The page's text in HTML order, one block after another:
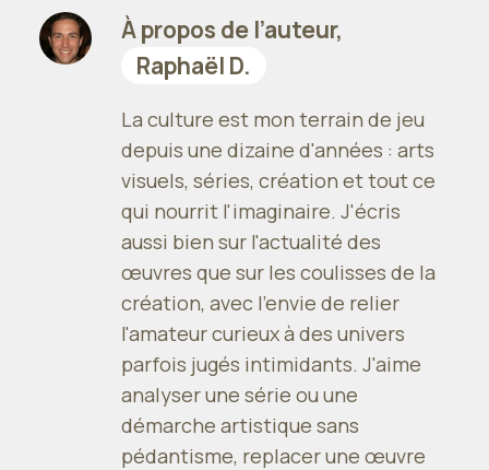
À propos de l’auteur,
Raphaël D.
La culture est mon terrain de jeu
depuis une dizaine d'années : arts
visuels, séries, création et tout ce
qui nourrit l'imaginaire. J'écris
aussi bien sur l'actualité des
œuvres que sur les coulisses de la
création, avec l'envie de relier
l'amateur curieux à des univers
parfois jugés intimidants. J'aime
analyser une série ou une
démarche artistique sans
pédantisme, replacer une œuvre